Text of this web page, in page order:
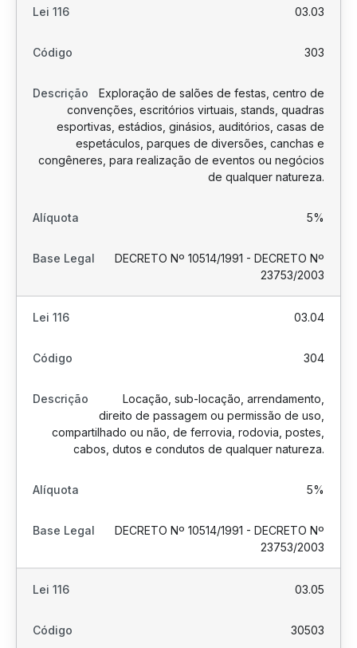
03.03
303
Exploração de salões de festas, centro de
convenções, escritórios virtuais, stands, quadras
esportivas, estádios, ginásios, auditórios, casas de
espetáculos, parques de diversões, canchas e
congêneres, para realização de eventos ou negócios
de qualquer natureza.
5%
DECRETO Nº 10514/1991 - DECRETO Nº
23753/2003
03.04
304
Locação, sub-locação, arrendamento,
direito de passagem ou permissão de uso,
compartilhado ou não, de ferrovia, rodovia, postes,
cabos, dutos e condutos de qualquer natureza.
5%
DECRETO Nº 10514/1991 - DECRETO Nº
23753/2003
03.05
30503